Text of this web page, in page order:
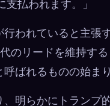
払われます。」
われていると主張
のリードを維持す
ばれるものの始ま
明らかにトランプ